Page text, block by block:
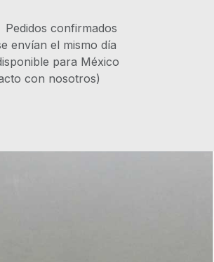
confirmados
envían el mismo día
para México
con nosotros)